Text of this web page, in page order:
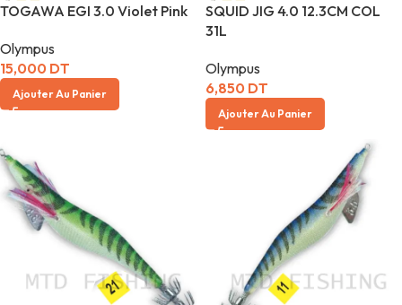
TOGAWA EGI 3.0 Violet Pink
Olympus
15,000 DT
Ajouter Au Panier
SQUID JIG 4.0 12.3CM COL
31L
Olympus
6,850 DT
Ajouter Au Panier